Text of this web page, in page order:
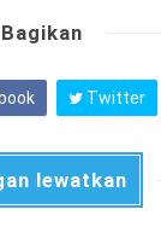
Bagikan
Twitter
lewatkan